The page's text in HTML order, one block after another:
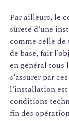
Par ailleurs, le
sûreté d’une
comme celle
de base, fait
en général tous
s’assurer par
l’installation
conditions
fin des